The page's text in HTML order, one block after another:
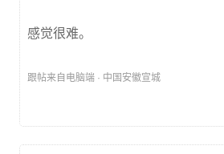
感觉很难。
跟帖来自电脑端 · 中国安徽宣城